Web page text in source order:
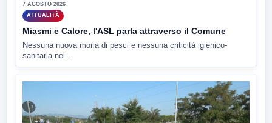
7 AGOSTO 2026
ATTUALITÀ
Miasmi e Calore, l'ASL parla attraverso il Comune
Nessuna nuova moria di pesci e nessuna criticità igienico-
sanitaria nel...